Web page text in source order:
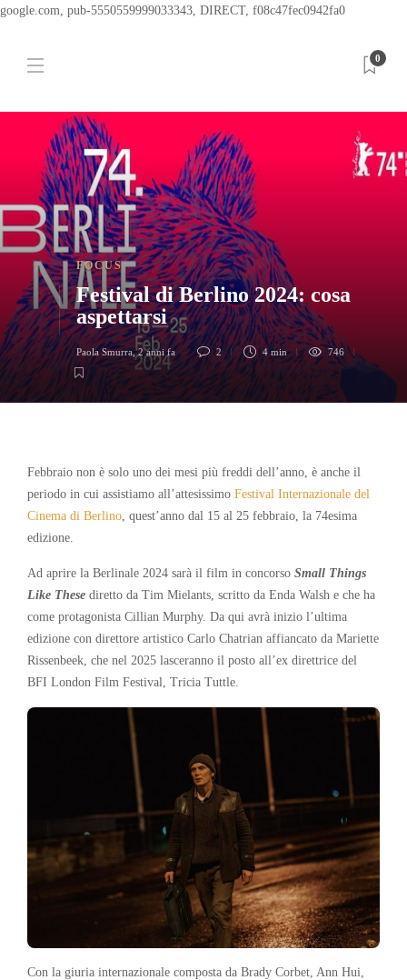
google.com, pub-5550559999033343, DIRECT, f08c47fec0942fa0
0
FOCUS
Festival di Berlino 2024: cosa
aspettarsi
Paola Smurra,2 anni fa 2 4 min 746
Febbraio non è solo uno dei mesi più freddi dell’anno, è anche il
periodo in cui assistiamo all’attesissimo Festival Internazionale del
Cinema di Berlino, quest’anno dal 15 al 25 febbraio, la 74esima
edizione.
Ad aprire la Berlinale 2024 sarà il film in concorso Small Things
Like These diretto da Tim Mielants, scritto da Enda Walsh e che ha
come protagonista Cillian Murphy. Da qui avrà inizio l’ultima
edizione con direttore artistico Carlo Chatrian affiancato da Mariette
Rissenbeek, che nel 2025 lasceranno il posto all’ex direttrice del
BFI London Film Festival, Tricia Tuttle.
Con la giuria internazionale composta da Brady Corbet, Ann Hui,